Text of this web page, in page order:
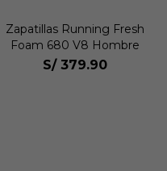
Zapatillas Running Fresh
Foam 680 V8 Hombre
S/ 379.90